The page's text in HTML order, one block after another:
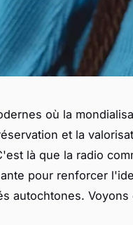
où la
et la
là que la radio
pour renforcer
autochtones.